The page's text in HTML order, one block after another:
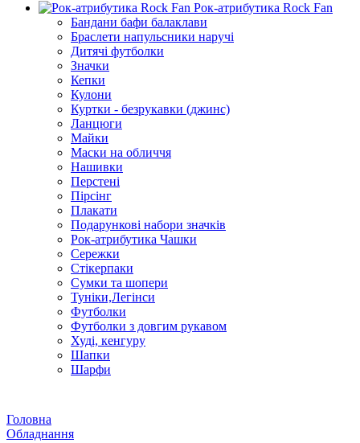
Рок-атрибутика Rock Fan
Бандани бафи балаклави
Браслети напульсники наручі
Дитячі футболки
Значки
Кепки
Кулони
Куртки - безрукавки (джинс)
Ланцюги
Майки
Маски на обличчя
Нашивки
Перстені
Пірсінг
Плакати
Подарункові набори значків
Рок-атрибутика Чашки
Сережки
Стікерпаки
Сумки та шопери
Туніки,Легінси
Футболки
Футболки з довгим рукавом
Худі, кенгуру
Шапки
Шарфи
Головна
Обладнання